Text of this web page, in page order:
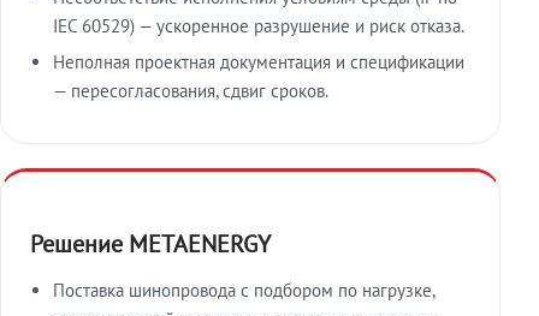
IEC 60529) — ускоренное разрушение и риск отказа.
Неполная проектная документация и спецификации
— пересогласования, сдвиг сроков.
Решение METAENERGY
Поставка шинопровода с подбором по нагрузке,